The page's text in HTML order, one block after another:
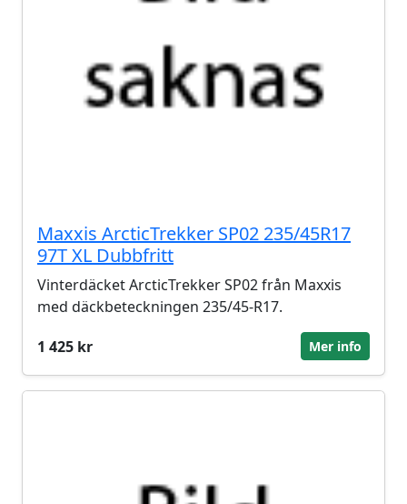
Maxxis ArcticTrekker SP02 235/45R17
97T XL Dubbfritt
Vinterdäcket ArcticTrekker SP02 från Maxxis
med däckbeteckningen 235/45-R17.
1 425 kr
Mer info